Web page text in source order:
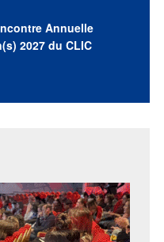
Annuelle
2027 du CLIC